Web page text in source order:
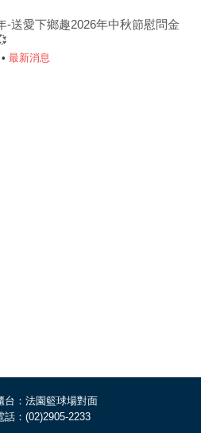
-送愛下鄉趣2026年中秋節慰問金
最新消息
台：法園籃球場對面
話：(02)2905-2233